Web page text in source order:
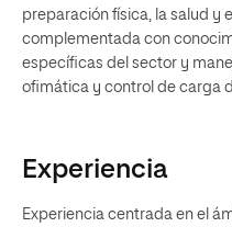
preparación física, la salud y
complementada con
específicas del sector y
ofimática y control de carga
Experiencia
Experiencia centrada en el